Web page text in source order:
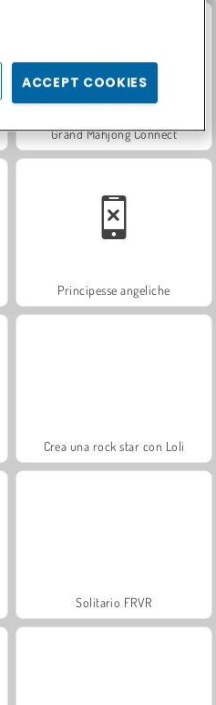
Grand Mahjong Connect
Principesse angeliche
Crea una rock star con Loli
Solitario FRVR
ACCEPT COOKIES